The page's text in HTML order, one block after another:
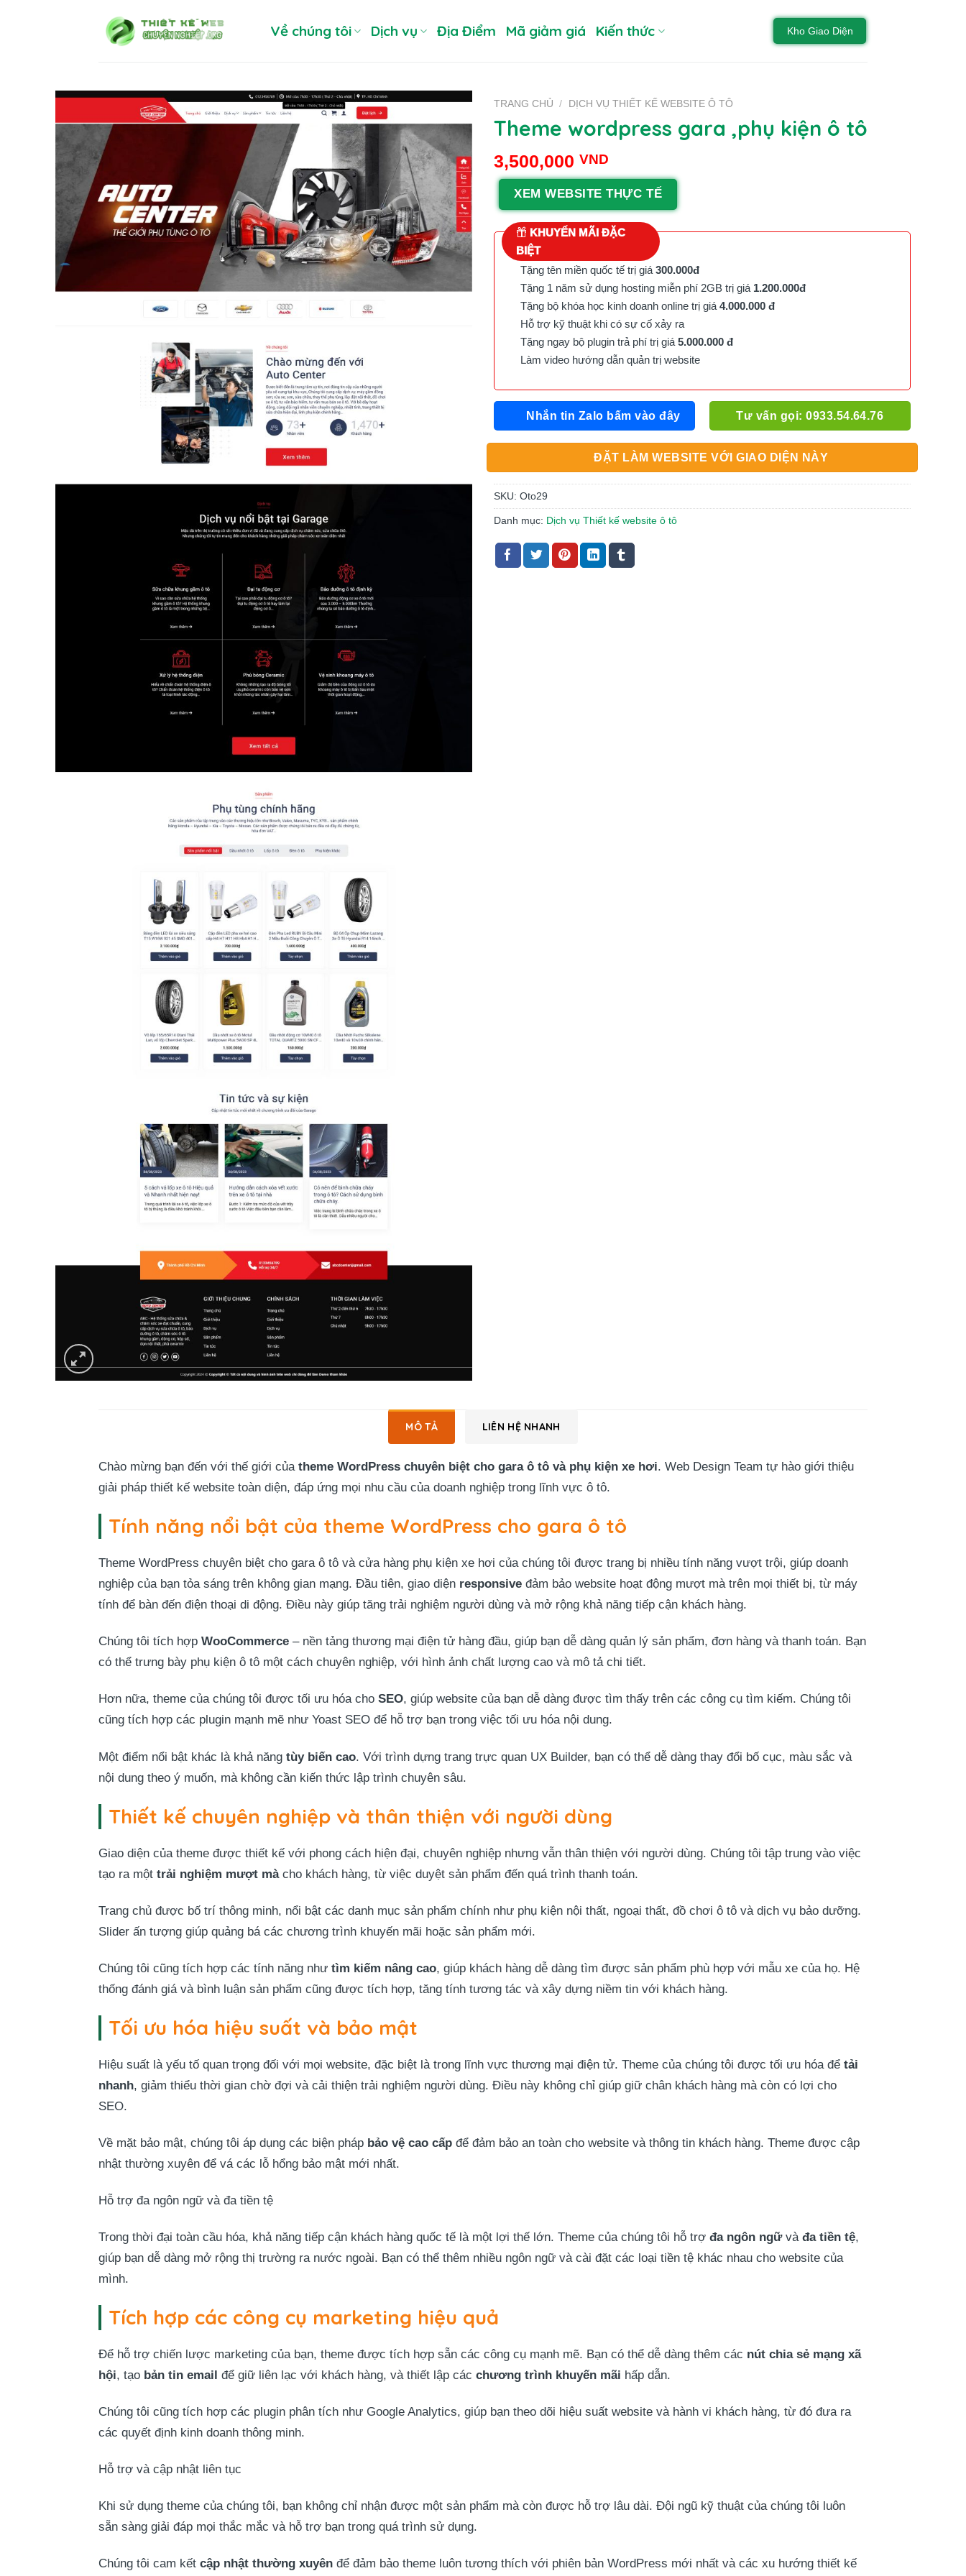
Về chúng tôi Dịch vụ Địa Điểm Mã giảm giá Kiến thức Kho Giao Diện
TRANG CHỦ / DỊCH VỤ THIẾT KẾ WEBSITE Ô TÔ
Theme wordpress gara ,phụ kiện ô tô
3,500,000 VND
XEM WEBSITE THỰC TẾ
KHUYẾN MÃI ĐẶC
BIỆT
Tặng tên miền quốc tế trị giá 300.000đ
Tặng 1 năm sử dụng hosting miễn phí 2GB trị giá 1.200.000đ
Tặng bộ khóa học kinh doanh online trị giá 4.000.000 đ
Hỗ trợ kỹ thuật khi có sự cố xảy ra
Tặng ngay bộ plugin trả phí trị giá 5.000.000 đ
Làm video hướng dẫn quản trị website
Nhắn tin Zalo bấm vào đây Tư vấn gọi: 0933.54.64.76
ĐẶT LÀM WEBSITE VỚI GIAO DIỆN NÀY
SKU: Oto29
Danh mục: Dịch vụ Thiết kế website ô tô
MÔ TẢ LIÊN HỆ NHANH
Chào mừng bạn đến với thế giới của theme WordPress chuyên biệt cho gara ô tô và phụ kiện xe hơi. Web Design Team tự hào giới thiệu
giải pháp thiết kế website toàn diện, đáp ứng mọi nhu cầu của doanh nghiệp trong lĩnh vực ô tô.
Tính năng nổi bật của theme WordPress cho gara ô tô
Theme WordPress chuyên biệt cho gara ô tô và cửa hàng phụ kiện xe hơi của chúng tôi được trang bị nhiều tính năng vượt trội, giúp doanh
nghiệp của bạn tỏa sáng trên không gian mạng. Đầu tiên, giao diện responsive đảm bảo website hoạt động mượt mà trên mọi thiết bị, từ máy
tính để bàn đến điện thoại di động. Điều này giúp tăng trải nghiệm người dùng và mở rộng khả năng tiếp cận khách hàng.
Chúng tôi tích hợp WooCommerce – nền tảng thương mại điện tử hàng đầu, giúp bạn dễ dàng quản lý sản phẩm, đơn hàng và thanh toán. Bạn
có thể trưng bày phụ kiện ô tô một cách chuyên nghiệp, với hình ảnh chất lượng cao và mô tả chi tiết.
Hơn nữa, theme của chúng tôi được tối ưu hóa cho SEO, giúp website của bạn dễ dàng được tìm thấy trên các công cụ tìm kiếm. Chúng tôi
cũng tích hợp các plugin mạnh mẽ như Yoast SEO để hỗ trợ bạn trong việc tối ưu hóa nội dung.
Một điểm nổi bật khác là khả năng tùy biến cao. Với trình dựng trang trực quan UX Builder, bạn có thể dễ dàng thay đổi bố cục, màu sắc và
nội dung theo ý muốn, mà không cần kiến thức lập trình chuyên sâu.
Thiết kế chuyên nghiệp và thân thiện với người dùng
Giao diện của theme được thiết kế với phong cách hiện đại, chuyên nghiệp nhưng vẫn thân thiện với người dùng. Chúng tôi tập trung vào việc
tạo ra một trải nghiệm mượt màcho khách hàng, từ việc duyệt sản phẩm đến quá trình thanh toán.
Trang chủ được bố trí thông minh, nổi bật các danh mục sản phẩm chính như phụ kiện nội thất, ngoại thất, đồ chơi ô tô và dịch vụ bảo dưỡng.
Slider ấn tượng giúp quảng bá các chương trình khuyến mãi hoặc sản phẩm mới.
Chúng tôi cũng tích hợp các tính năng như tìm kiếm nâng cao, giúp khách hàng dễ dàng tìm được sản phẩm phù hợp với mẫu xe của họ. Hệ
thống đánh giá và bình luận sản phẩm cũng được tích hợp, tăng tính tương tác và xây dựng niềm tin với khách hàng.
Tối ưu hóa hiệu suất và bảo mật
Hiệu suất là yếu tố quan trọng đối với mọi website, đặc biệt là trong lĩnh vực thương mại điện tử. Theme của chúng tôi được tối ưu hóa để tải
nhanh, giảm thiểu thời gian chờ đợi và cải thiện trải nghiệm người dùng. Điều này không chỉ giúp giữ chân khách hàng mà còn có lợi cho
SEO.
Về mặt bảo mật, chúng tôi áp dụng các biện pháp bảo vệ cao cấp để đảm bảo an toàn cho website và thông tin khách hàng. Theme được cập
nhật thường xuyên để vá các lỗ hổng bảo mật mới nhất.
Hỗ trợ đa ngôn ngữ và đa tiền tệ
Trong thời đại toàn cầu hóa, khả năng tiếp cận khách hàng quốc tế là một lợi thế lớn. Theme của chúng tôi hỗ trợ đa ngôn ngữvà đa tiền tệ,
giúp bạn dễ dàng mở rộng thị trường ra nước ngoài. Bạn có thể thêm nhiều ngôn ngữ và cài đặt các loại tiền tệ khác nhau cho website của
mình.
Tích hợp các công cụ marketing hiệu quả
Để hỗ trợ chiến lược marketing của bạn, theme được tích hợp sẵn các công cụ mạnh mẽ. Bạn có thể dễ dàng thêm các nút chia sẻ mạng xã
hội, tạo bản tin email để giữ liên lạc với khách hàng, và thiết lập các chương trình khuyến mãi hấp dẫn.
Chúng tôi cũng tích hợp các plugin phân tích như Google Analytics, giúp bạn theo dõi hiệu suất website và hành vi khách hàng, từ đó đưa ra
các quyết định kinh doanh thông minh.
Hỗ trợ và cập nhật liên tục
Khi sử dụng theme của chúng tôi, bạn không chỉ nhận được một sản phẩm mà còn được hỗ trợ lâu dài. Đội ngũ kỹ thuật của chúng tôi luôn
sẵn sàng giải đáp mọi thắc mắc và hỗ trợ bạn trong quá trình sử dụng.
Chúng tôi cam kết cập nhật thường xuyên để đảm bảo theme luôn tương thích với phiên bản WordPress mới nhất và các xu hướng thiết kế